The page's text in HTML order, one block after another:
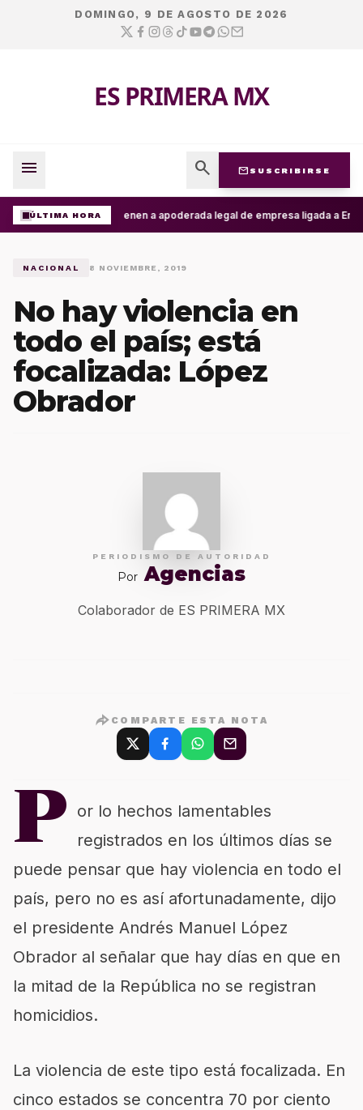
DOMINGO, 9 DE AGOSTO DE 2026
ES PRIMERA MX
menu search mail SUSCRIBIRSE
ÚLTIMA HORA Detienen a apoderada legal de empresa ligada a
NACIONAL 8 NOVIEMBRE, 2019
No hay violencia en
todo el país; está
focalizada: López
Obrador
PERIODISMO DE AUTORIDAD
Por Agencias
Colaborador de ES PRIMERA MX
COMPARTE ESTA NOTA
P or lo hechos lamentables
registrados en los últimos días se
puede pensar que hay violencia en todo el
país, pero no es así afortunadamente, dijo
el presidente Andrés Manuel López
Obrador al señalar que hay días en que en
la mitad de la República no se registran
homicidios.
La violencia de este tipo está focalizada. En
cinco estados se concentra 70 por ciento